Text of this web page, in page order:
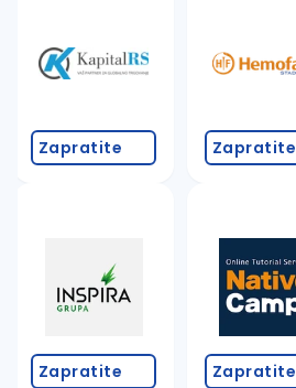
Zapratite
Zapratite
Zapratite
Zapratite